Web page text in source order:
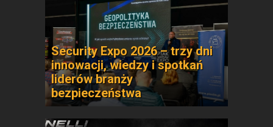
Security Expo 2026 – trzy dni
innowacji, wiedzy i spotkań
liderów branży
bezpieczeństwa